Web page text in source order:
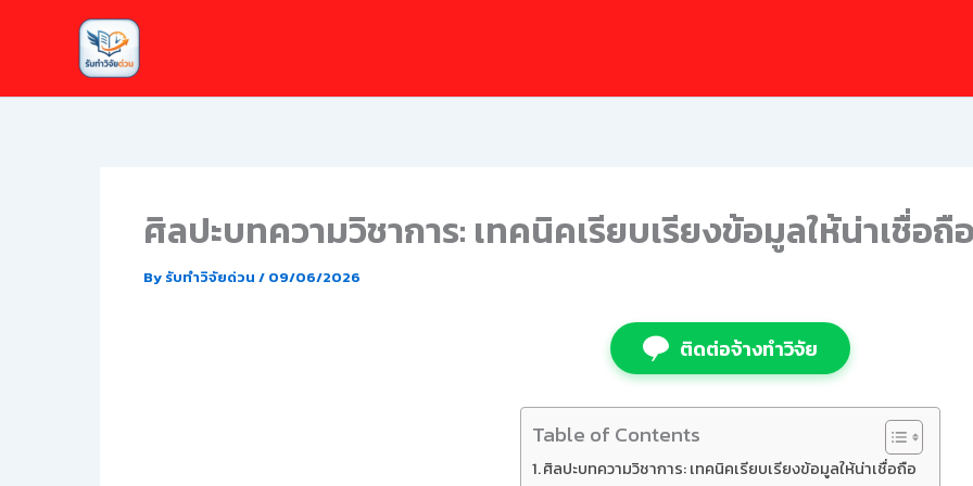
ศิลปะบทความวิชาการ: เทคนิคเรียบเรียงข้อมูลให้น่าเชื่อถือ
By รับทำวิจัยด่วน / 09/06/2026
ติดต่อจ้างทำวิจัย
Table of Contents
ศิลปะบทความวิชาการ: เทคนิคเรียบเรียงข้อมูลให้น่าเชื่อถือ